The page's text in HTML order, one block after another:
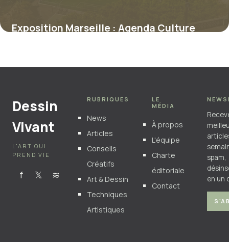
Exposition Marseille : Agenda Culture
Dessin
Vivant
L'ART QUI
PREND VIE
f 𝕏 ≋
RUBRIQUES
News
Articles
Conseils
Créatifs
Art & Dessin
Techniques
Artistiques
LE
MÉDIA
À propos
L'équipe
Charte
éditoriale
Contact
spam,
en un